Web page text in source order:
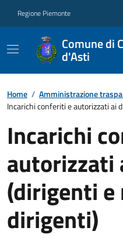
Regione Piemonte
Comune di
d'Asti
Home / Amministrazione
Incarichi conferiti e autorizzati ai
Incarichi
autorizzati
(dirigenti e
dirigenti)